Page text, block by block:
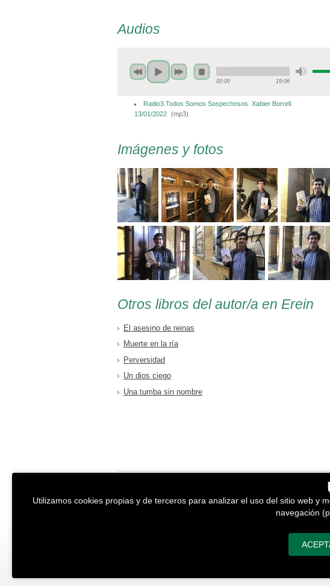
Audios
00:00 19:06
Radio3.Todos Somos Sospechosos. Xabier Borrell.
13/01/2022 (mp3)
Imágenes y fotos
Otros libros del autor/a en Erein
El asesino de reinas
Muerte en la ría
Perversidad
Un dios ciego
Una tumba sin nombre
Tolosa etorbidea 107.
Aviso legal y política de
Política de Cookies
Condiciones generales de venta
Utilizamos cookies propias y de terceros para analizar el uso del sitio web y
navegación